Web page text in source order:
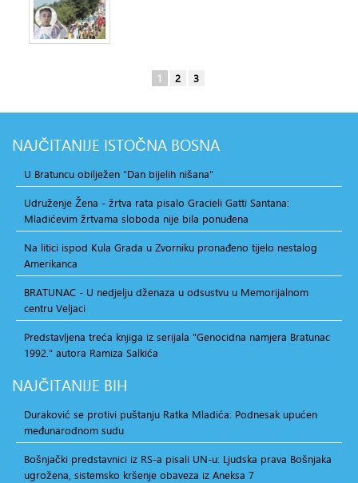
1 2 3
NAJČITANIJE ISTOČNA BOSNA
U Bratuncu obilježen "Dan bijelih nišana"
Udruženje Žena - žrtva rata pisalo Gracieli Gatti Santana:
Mladićevim žrtvama sloboda nije bila ponuđena
Na litici ispod Kula Grada u Zvorniku pronađeno tijelo nestalog
Amerikanca
BRATUNAC - U nedjelju dženaza u odsustvu u Memorijalnom
centru Veljaci
Predstavljena treća knjiga iz serijala "Genocidna namjera Bratunac
1992." autora Ramiza Salkića
NAJČITANIJE BIH
Duraković se protivi puštanju Ratka Mladića: Podnesak upućen
međunarodnom sudu
Bošnjački predstavnici iz RS-a pisali UN-u: Ljudska prava Bošnjaka
ugrožena, sistemsko kršenje obaveza iz Aneksa 7